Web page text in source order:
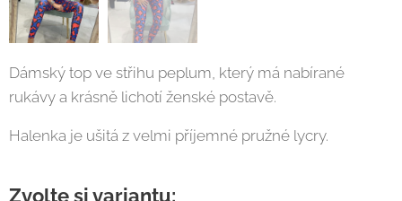
Dámský top ve střihu peplum, který má nabírané
rukávy a krásně lichotí ženské postavě.
Halenka je ušitá z velmi příjemné pružné lycry.
Zvolte si variantu: